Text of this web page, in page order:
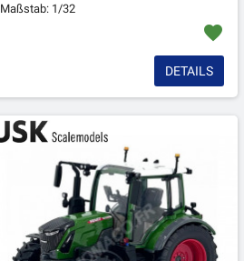
Maßstab: 1/32
favorite
DETAILS